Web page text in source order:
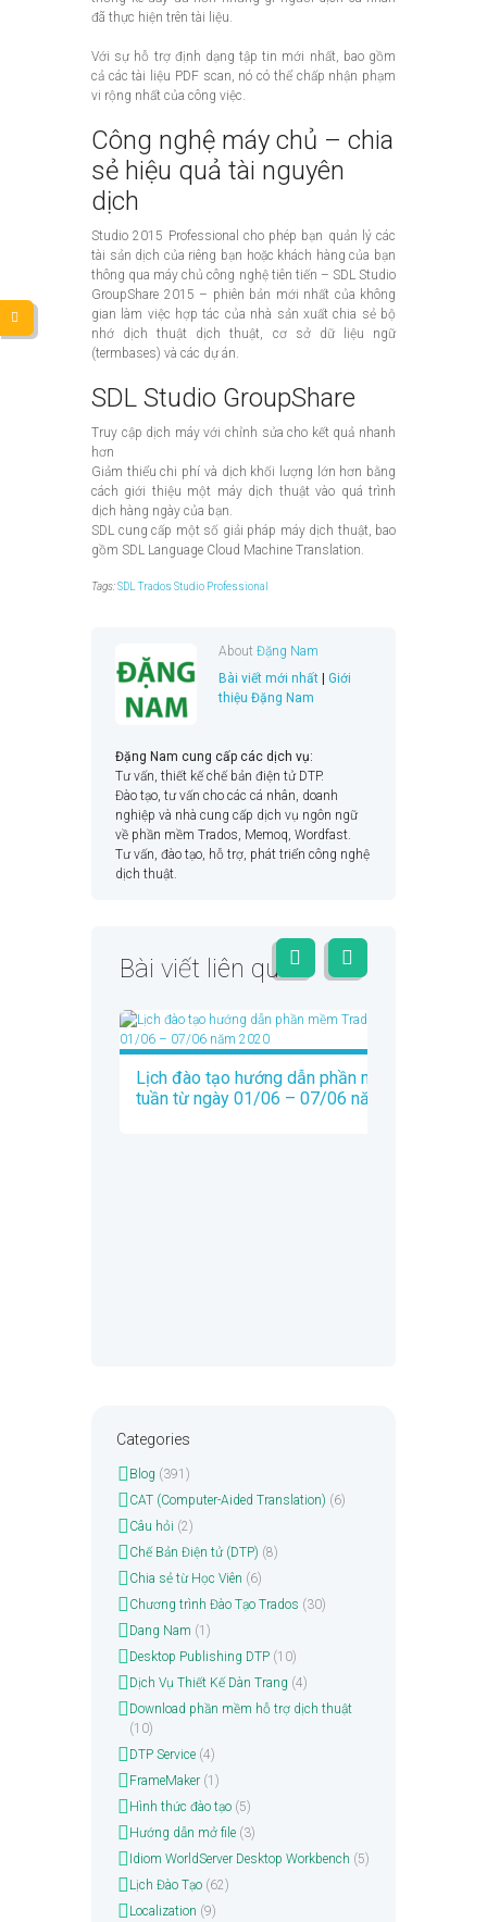
đã thực hiện trên tài liệu.
Với sự hỗ trợ định dạng tập tin mới nhất, bao gồm
cả các tài liệu PDF scan, nó có thể chấp nhận phạm
vi rộng nhất của công việc.
Công nghệ máy chủ – chia
sẻ hiệu quả tài nguyên
dịch
Studio 2015 Professional cho phép bạn quản lý các
tài sản dịch của riêng bạn hoặc khách hàng của bạn
thông qua máy chủ công nghệ tiên tiến – SDL Studio
GroupShare 2015 – phiên bản mới nhất của không
gian làm việc hợp tác của nhà sản xuất chia sẻ bộ
nhớ dịch thuật dịch thuật, cơ sở dữ liệu ngữ
(termbases) và các dự án.
SDL Studio GroupShare
Truy cập dịch máy với chỉnh sửa cho kết quả nhanh
hơn
Giảm thiểu chi phí và dịch khối lượng lớn hơn bằng
cách giới thiệu một máy dịch thuật vào quá trình
dịch hàng ngày của bạn.
SDL cung cấp một số giải pháp máy dịch thuật, bao
gồm SDL Language Cloud Machine Translation.
Tags:SDL Trados Studio Professional
AboutĐặng Nam
Bài viết mới nhất |Giới
thiệu Đặng Nam
Đặng Nam cung cấp các dịch vụ:
Tư vấn, thiết kế chế bản điện tử DTP.
Đào tạo, tư vấn cho các cá nhân, doanh
nghiệp và nhà cung cấp dịch vụ ngôn ngữ
về phần mềm Trados, Memoq, Wordfast.
Tư vấn, đào tạo, hỗ trợ, phát triển công nghệ
dịch thuật.
Bài viết liên quan
Lịch đào tạo hướng dẫn phần mềm Trados
tuần từ ngày 01/06 – 07/06 năm 2020
Categories
Blog (391)
CAT (Computer-Aided Translation) (6)
Câu hỏi (2)
Chế Bản Điện tử (DTP) (8)
Chia sẻ từ Học Viên (6)
Chương trình Đào Tạo Trados (30)
Dang Nam (1)
Desktop Publishing DTP(10)
Dịch Vụ Thiết Kế Dàn Trang (4)
Download phần mềm hỗ trợ dịch thuật
(10)
DTP Service(4)
FrameMaker(1)
Hình thức đào tạo(5)
Hướng dẫn mở file(3)
Idiom WorldServer Desktop Workbench (5)
Lịch Đào Tạo(62)
Localization (9)